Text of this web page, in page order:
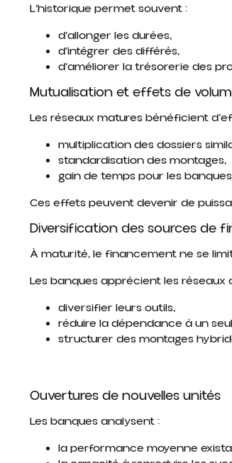
L’historique permet souvent :
d’allonger les durées,
d’intégrer des différés,
d’améliorer la trésorerie des
Mutualisation et effets de
Les réseaux matures bénéficient
multiplication des dossiers
standardisation des montages,
gain de temps pour les
Ces effets peuvent devenir de
Diversification des sources de
À maturité, le financement ne se
Les banques apprécient les réseaux
diversifier leurs outils,
réduire la dépendance à un
structurer des montages
Ouvertures de nouvelles unités
Les banques analysent :
la performance moyenne